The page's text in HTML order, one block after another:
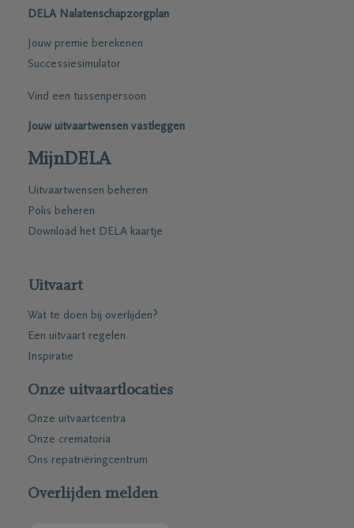
DELA Nalatenschapzorgplan
Jouw premie berekenen
Successiesimulator
Vind een tussenpersoon
Jouw uitvaartwensen vastleggen
MijnDELA
Uitvaartwensen beheren
Polis beheren
Download het DELA kaartje
Uitvaart
Wat te doen bij overlijden?
Een uitvaart regelen
Inspiratie
Onze uitvaartlocaties
Onze uitvaartcentra
Onze crematoria
Ons repatriëringcentrum
Overlijden melden